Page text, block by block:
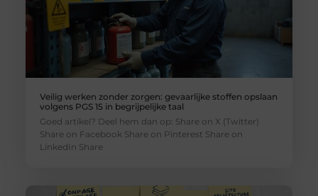
Veilig werken zonder zorgen: gevaarlijke stoffen opslaan
volgens PGS 15 in begrijpelijke taal
Goed artikel? Deel hem dan op: Share on X (Twitter)
Share on Facebook Share on Pinterest Share on
LinkedIn Share